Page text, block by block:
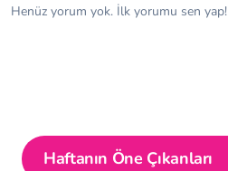
Henüz yorum yok. İlk yorumu sen yap!
Haftanın Öne Çıkanları